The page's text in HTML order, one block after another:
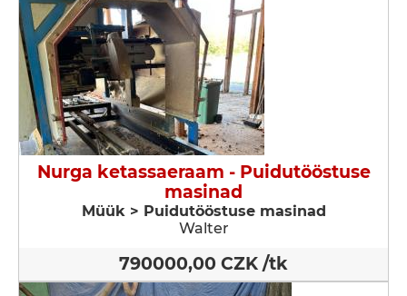
Nurga ketassaeraam - Puidutööstuse
masinad
Müük > Puidutööstuse masinad
Walter
790000,00 CZK /tk